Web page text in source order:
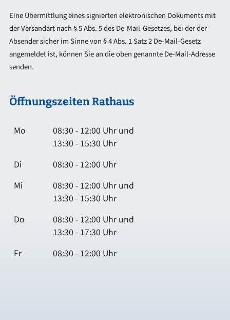
Eine Übermittlung eines signierten elektronischen Dokuments mit
der Versandart nach § 5 Abs. 5 des De-Mail-Gesetzes, bei der der
Absender sicher im Sinne von § 4 Abs. 1 Satz 2 De-Mail-Gesetz
angemeldet ist, können Sie an die oben genannte De-Mail-Adresse
senden.
Öffnungszeiten Rathaus
Mo
08:30 - 12:00 Uhr und
13:30 - 15:30 Uhr
Di
08:30 - 12:00 Uhr
Mi
08:30 - 12:00 Uhr und
13:30 - 15:30 Uhr
Do
08:30 - 12:00 Uhr und
13:30 - 17:30 Uhr
Fr
08:30 - 12:00 Uhr